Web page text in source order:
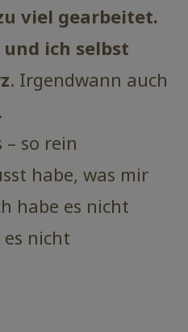
viel gearbeitet.
ich selbst
. Irgendwann auch
so rein
habe, was mir
habe es nicht
nicht